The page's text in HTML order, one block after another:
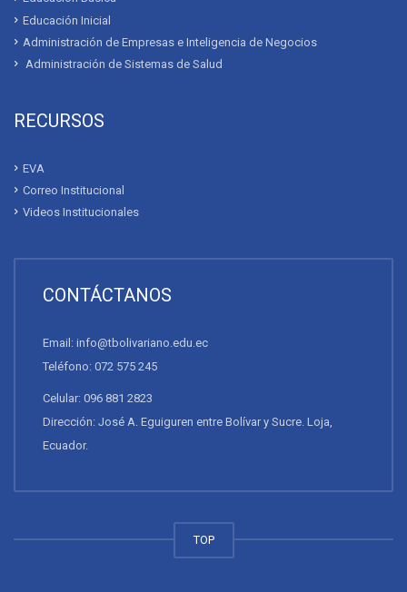
Campaña de vacunación se realizará enel Campus del
Universitario Bolivariano
ACERCA DEL BOLIVARIANO
Mensaje del Rector
Contáctanos